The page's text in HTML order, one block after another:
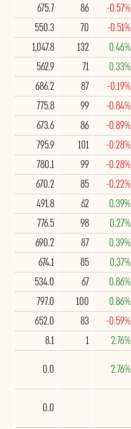
-0.57%
86
675.7
-0.51%
70
550.3
0.46%
132
1,047.8
0.33%
71
562.9
-0.19%
87
686.2
-0.84%
99
775.8
-0.89%
86
673.6
-0.28%
101
795.9
-0.28%
99
780.1
-0.22%
85
670.2
0.39%
62
491.8
0.27%
98
776.5
0.39%
87
690.2
0.37%
85
674.1
0.86%
67
534.0
0.86%
100
797.0
-0.59%
83
652.0
2.76%
1
8.1
2.76%
0.0
0.0